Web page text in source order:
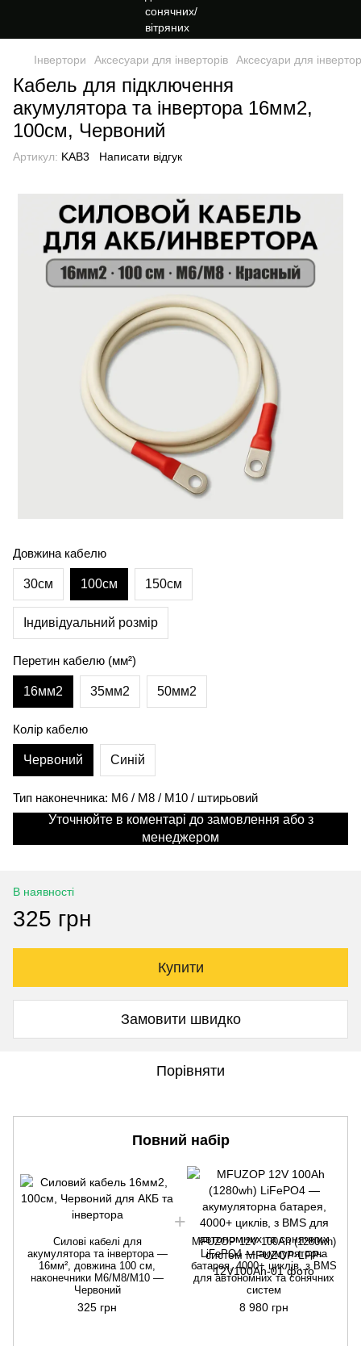
Інвертори Аксесуари для інверторів Аксесуари для
Кабель для підключення
акумулятора та інвертора 16мм2,
100см, Червоний
Артикул: KAB3 Написати відгук
Довжина кабелю
30см 100см 150см
Індивідуальний розмір
Перетин кабелю (мм²)
16мм2 35мм2 50мм2
Колір кабелю
Червоний Синій
Тип наконечника: M6 / M8 / M10 / штирьовий
Уточнюйте в коментарі до замовлення або з
менеджером
В наявності
325 грн
Купити
Замовити швидко
Порівняти
Повний набір
Силові кабелі для
акумулятора та інвертора —
16мм², довжина 100 см,
наконечники М6/М8/М10 —
Червоний
325 грн
MFUZOP 12V 100Ah (1280wh)
LiFePO4 — акумуляторна
батарея, 4000+ циклів, з BMS
для автономних та сонячних
систем
8 980 грн